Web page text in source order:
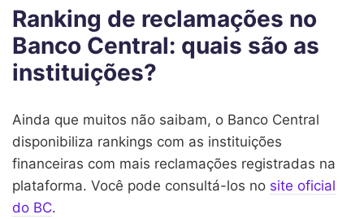
Ranking de reclamações no
Banco Central: quais são as
instituições?
Ainda que muitos não saibam, o Banco Central
disponibiliza rankings com as instituições
financeiras com mais reclamações registradas na
plataforma. Você pode consultá-los no site oficial
do BC.